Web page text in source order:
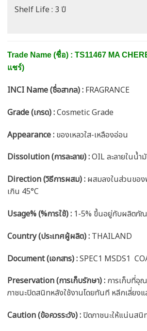
Shelf Life : 3 ปี
Trade Name (ชื่อ) : TS11467 MA
แชร์)
INCI Name (ชื่อสากล) : FRAGRANCE
Grade (เกรด) :Cosmetic Grade
Appearance : ของเหลวใส-เหลืองอ่อน
Dissolution (การละลาย) :OIL ละลายในน้ำ
Direction (วิธีการผสม) : ผสมลงในส่วนขอ
เกิน 45°C
Usage% (%การใช้) : 1-5% ขึ้นอยู่กับผลิตภั
Country (ประเทศผู้ผลิต) : THAILAND
Document (เอกสาร) :SPEC1 MSDS1
Preservation (การเก็บรักษา) : การเก็บที่อุ
ภาชนะปิดสนิทหลังใช้งานโดยทันที หลีกเลี่ยง
Caution(ข้อควรระวัง) :ปิดภาชนะให้แน่นสนิ